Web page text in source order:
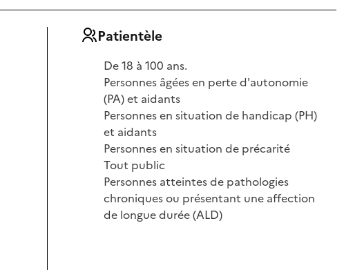
Patientèle
De 18 à 100 ans.
Personnes âgées en perte d'autonomie
(PA) et aidants
Personnes en situation de handicap (PH)
et aidants
Personnes en situation de précarité
Tout public
Personnes atteintes de pathologies
chroniques ou présentant une affection
de longue durée (ALD)